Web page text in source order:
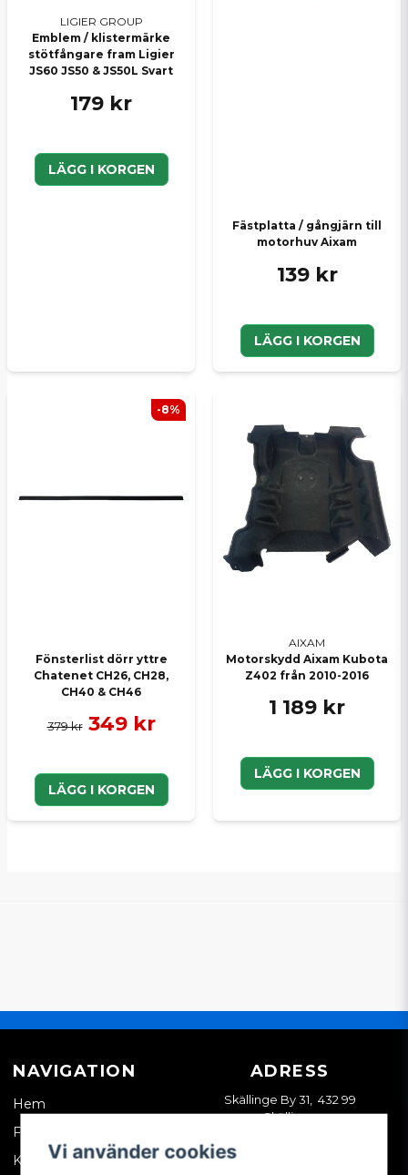
LIGIER GROUP
Emblem / klistermärke
stötfångare fram Ligier
JS60 JS50 & JS50L Svart
179 kr
LÄGG I KORGEN
Fästplatta / gångjärn till
motorhuv Aixam
139 kr
LÄGG I KORGEN
Fönsterlist dörr yttre
Chatenet CH26, CH28,
CH40 & CH46
379 kr 349 kr
LÄGG I KORGEN
-8%
AIXAM
Motorskydd Aixam Kubota
Z402 från 2010-2016
1 189 kr
LÄGG I KORGEN
NAVIGATION
Hem
Företagskund
Kontakta oss
ADRESS
Skällinge By 31, 432 99
Skällinge
Vi använder cookies